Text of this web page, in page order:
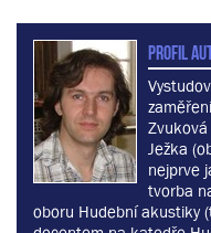
PROFIL
Ježka
nejprve
tvorba
oboru Hudební akustiky